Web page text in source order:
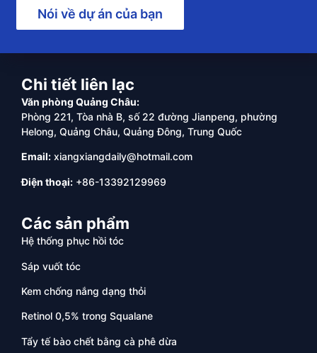
Nói về dự án của bạn
Chi tiết liên lạc
Văn phòng Quảng Châu:
Phòng 221, Tòa nhà B, số 22 đường Jianpeng, phường
Helong, Quảng Châu, Quảng Đông, Trung Quốc
Email: xiangxiangdaily@hotmail.com
Điện thoại: +86-13392129969
Các sản phẩm
Hệ thống phục hồi tóc
Sáp vuốt tóc
Kem chống nắng dạng thỏi
Retinol 0,5% trong Squalane
Tẩy tế bào chết bằng cà phê dừa